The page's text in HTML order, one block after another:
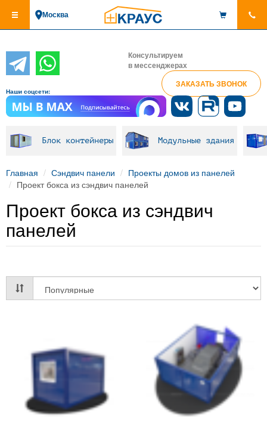
основному
Москва
Консультируем
в мессенджерах
ЗАКАЗАТЬ ЗВОНОК
Наши соцсети:
Блок контейнеры Модульные здания
Главная Сэндвич панели
Проекты домов из панелей
Проект бокса из сэндвич панелей
Проект бокса из сэндвич
панелей